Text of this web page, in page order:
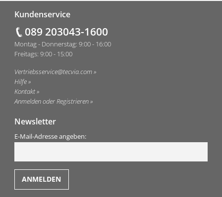
Kundenservice
089 203043-1600
Montag - Donnerstag: 9:00 - 16:00
Freitags: 9:00 - 15:00
Vertriebsservice@tecvia.com
Hilfe
Kontakt
Anmelden oder Registrieren
Newsletter
E-Mail-Adresse angeben: